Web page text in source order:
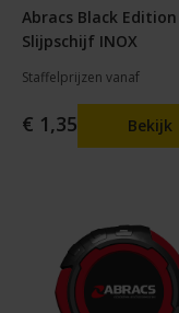
Abracs Black Edition
Slijpschijf INOX
Staffelprijzen vanaf
€ 1,35 Bekijk